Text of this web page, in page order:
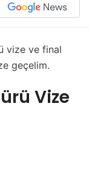
vize ve final
geçelim.
Vize